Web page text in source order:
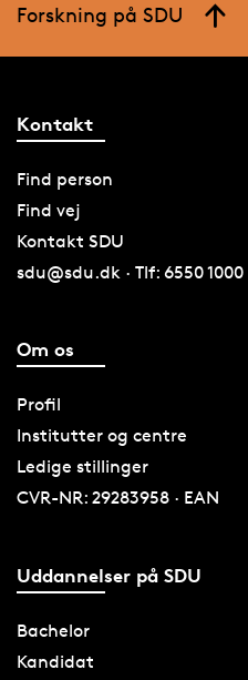
Forskning på SDU
Kontakt
Find person
Find vej
Kontakt SDU
sdu@sdu.dk · Tlf: 6550 1000
Om os
Profil
Institutter og centre
Ledige stillinger
CVR-NR: 29283958 · EAN
Uddannelser på SDU
Bachelor
Kandidat